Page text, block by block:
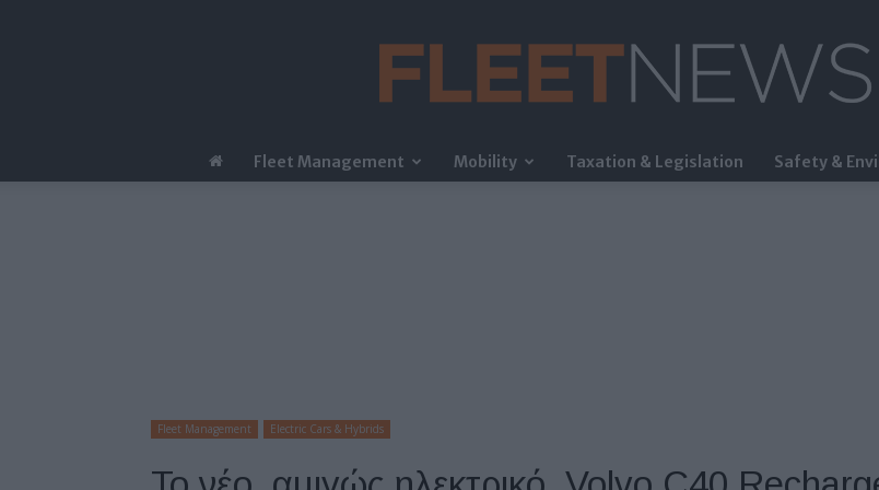
FleetNews
Fleet Management Mobility Taxation & Legislation Safety &
Fleet Management Electric Cars & Hybrids